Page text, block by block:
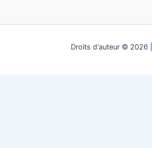
Droits d'auteur © 2026 |